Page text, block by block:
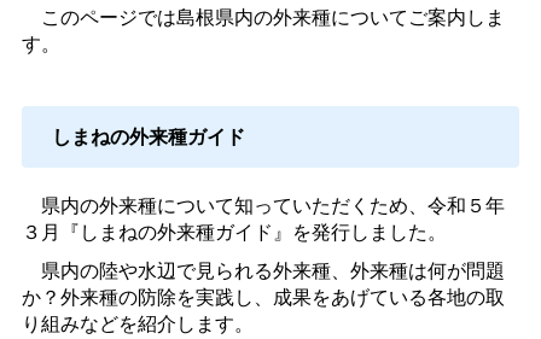
このページでは島根県内の外来種についてご案内しま
す。
しまねの外来種ガイド
県内の外来種について知っていただくため、令和５年
３月『しまねの外来種ガイド』を発行しました。
県内の陸や水辺で見られる外来種、外来種は何が問題
か？外来種の防除を実践し、成果をあげている各地の取
り組みなどを紹介します。